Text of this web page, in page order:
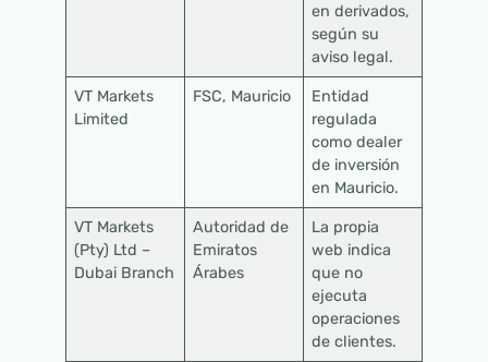
en derivados,
según su
aviso legal.
VT Markets
Limited
FSC, Mauricio
Entidad
regulada
como dealer
de inversión
en Mauricio.
VT Markets
(Pty) Ltd –
Dubai Branch
Autoridad de
Emiratos
Árabes
La propia
web indica
que no
ejecuta
operaciones
de clientes.